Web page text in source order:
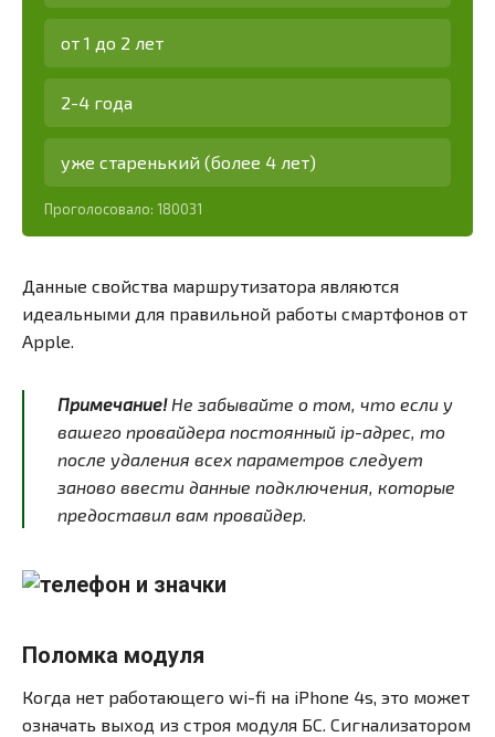
от 1 до 2 лет
2-4 года
уже старенький (более 4 лет)
Проголосовало: 180031
Данные свойства маршрутизатора являются
идеальными для правильной работы смартфонов от
Apple.
Примечание!Не забывайте о том, что если у
вашего провайдера постоянный ip-адрес, то
после удаления всех параметров следует
заново ввести данные подключения, которые
предоставил вам провайдер.
Поломка модуля
Когда нет работающего wi-fi на iPhone 4s, это может
означать выход из строя модуля БС. Сигнализатором